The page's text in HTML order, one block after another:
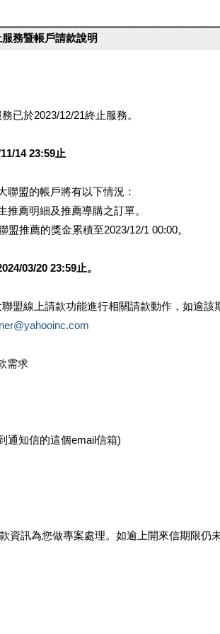
務暨帳戶請款說明
已於2023/12/21終止服務。
14 23:59止
聯盟的帳戶將有以下情況：
薦明細及推薦導購之訂單。
推薦的獎金累積至2023/12/1 00:00。
03/20 23:59止。
盟線上請款功能進行相關請款動作，如逾該
需求
通知信的這個email信箱)
資訊為您做專案處理。如逾上開來信期限仍